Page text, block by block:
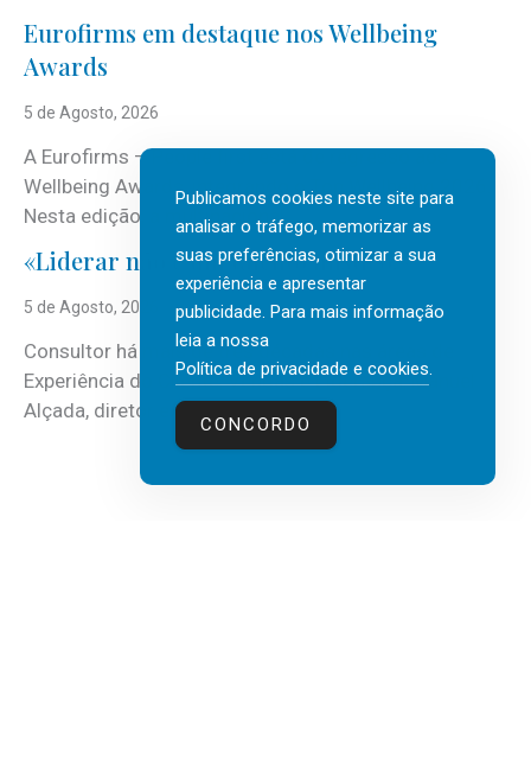
Eurofirms em destaque nos Wellbeing
Awards
5 de Agosto, 2026
A Eurofirms – People first está de regresso aos
Wellbeing Awards, integrando o Top Wellbeing 2026.
Nesta edição, a multinacional...
«Liderar não é um talento místico.»
5 de Agosto, 2026
Consultor há mais de três décadas nas áreas de
Experiência do Cliente, Vendas e Liderança, Manuel
Alçada, diretor executivo da...
Publicamos cookies neste site para
analisar o tráfego, memorizar as
suas preferências, otimizar a sua
experiência e apresentar
publicidade. Para mais informação
leia a nossa
Política de privacidade e cookies.
CONCORDO